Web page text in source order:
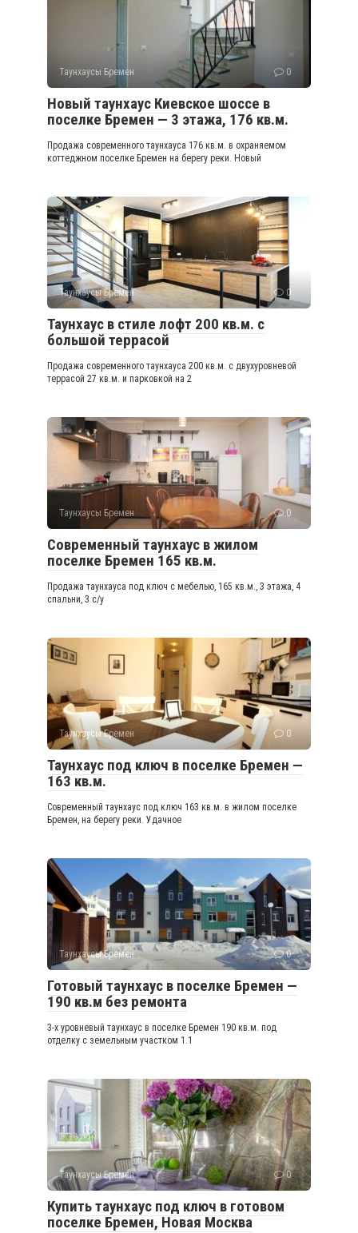
Таунхаусы Бремен 0
Новый таунхаус Киевское шоссе в
поселке Бремен — 3 этажа, 176 кв.м.
Продажа современного таунхауса 176 кв.м. в охраняемом
коттеджном поселке Бремен на берегу реки. Новый
Таунхаусы Бремен 0
Таунхаус в стиле лофт 200 кв.м. с
большой террасой
Продажа современного таунхауса 200 кв.м. с двухуровневой
террасой 27 кв.м. и парковкой на 2
Таунхаусы Бремен 0
Современный таунхаус в жилом
поселке Бремен 165 кв.м.
Продажа таунхауса под ключ с мебелью, 165 кв.м., 3 этажа, 4
спальни, 3 с/у
Таунхаусы Бремен 0
Таунхаус под ключ в поселке Бремен —
163 кв.м.
Современный таунхаус под ключ 163 кв.м. в жилом поселке
Бремен, на берегу реки. Удачное
Таунхаусы Бремен 0
Готовый таунхаус в поселке Бремен —
190 кв.м без ремонта
3-х уровневый таунхаус в поселке Бремен 190 кв.м. под
отделку с земельным участком 1.1
Таунхаусы Бремен 0
Купить таунхаус под ключ в готовом
поселке Бремен, Новая Москва